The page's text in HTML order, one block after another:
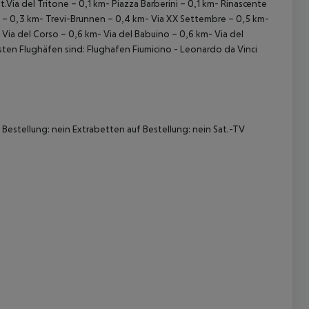
del Tritone – 0,1 km- Piazza Barberini – 0,1 km- Rinascente
0,3 km- Trevi-Brunnen – 0,4 km- Via XX Settembre – 0,5 km-
del Corso – 0,6 km- Via del Babuino – 0,6 km- Via del
Flughäfen sind: Flughafen Fiumicino - Leonardo da Vinci
nein Extrabetten auf Bestellung: nein Sat.-TV
akzeptieren